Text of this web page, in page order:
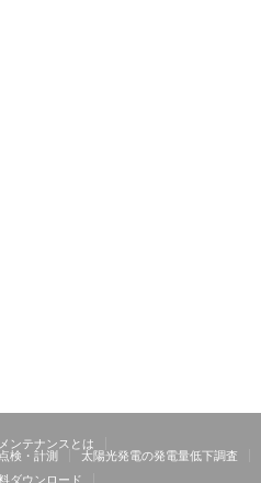
ンテナンスとは
検・計測
太陽光発電の発電量低下調査
ダウンロード